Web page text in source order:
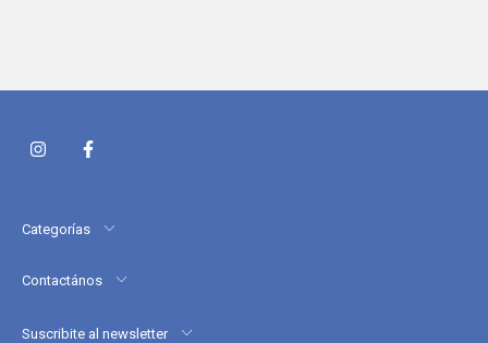
Categorías
Contactános
Suscribite al newsletter